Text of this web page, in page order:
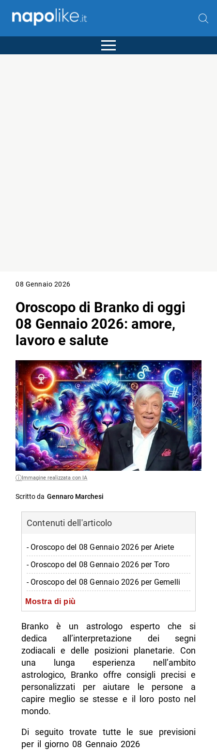
08 Gennaio 2026
Oroscopo di Branko di oggi
08 Gennaio 2026: amore,
lavoro e salute
Immagine realizzata con IA
Scritto da Gennaro Marchesi
Contenuti dell'articolo
- Oroscopo del 08 Gennaio 2026 per Ariete
- Oroscopo del 08 Gennaio 2026 per Toro
- Oroscopo del 08 Gennaio 2026 per Gemelli
- Oroscopo del 08 Gennaio 2026 per Cancro
- Oroscopo del 08 Gennaio 2026 per Vergine
- Oroscopo del 08 Gennaio 2026 per Bilancia
- Oroscopo del 08 Gennaio 2026 per Scorpione
- Oroscopo del 08 Gennaio 2026 per Sagittario
- Oroscopo del 08 Gennaio 2026 per
Capricorno
- Oroscopo del 08 Gennaio 2026 per Acquario
Mostra di più
Branko è un astrologo esperto che si
dedica all’interpretazione dei segni
zodiacali e delle posizioni planetarie. Con
una lunga esperienza nell’ambito
astrologico, Branko offre consigli precisi e
personalizzati per aiutare le persone a
capire meglio se stesse e il loro posto nel
mondo.
Di seguito trovate tutte le sue previsioni
per il giorno 08 Gennaio 2026